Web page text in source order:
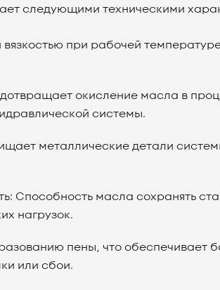
следующими техническими
при рабочей
окисление масла в
системы.
металлические детали
Способность масла сохранять
нагрузок.
пены, что
или сбои.